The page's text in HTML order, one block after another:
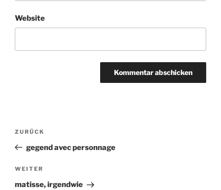
Website
Beitragsnavigation
Vorheriger
Beitrag
ZURÜCK
gegend avec personnage
Nächster
Beitrag
WEITER
matisse, irgendwie